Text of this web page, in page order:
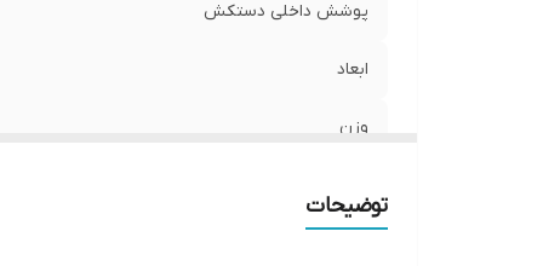
پوشش داخلی دستکش
ابعاد
وزن
توضیحات